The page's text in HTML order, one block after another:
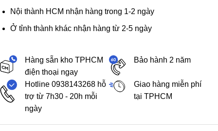
Nội thành HCM nhận hàng trong 1-2 ngày
Ở tỉnh thành khác nhận hàng từ 2-5 ngày
Hàng sẵn kho TPHCM
điện thoại ngay
Bảo hành 2 năm
Hotline 0938143268 hỗ
trợ từ 7h30 - 20h mỗi
ngày
Giao hàng miễn phí
tại TPHCM